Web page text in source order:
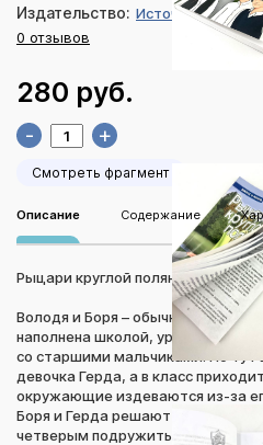
Издательство: Источник жизни
0 отзывов
280 руб.
- +
Смотреть фрагмент
Описание Содержание
Рыцари круглой поляны
Володя и Боря – обычные
наполнена школой, уроками,
со старшими мальчиками. Но тут
девочка Герда, а в класс
окружающие издеваются из-за
Боря и Герда решают защитить
четверым подружиться. Ян